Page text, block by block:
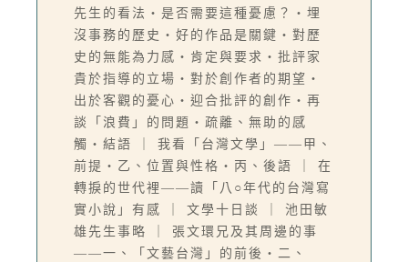
先生的看法‧是否需要這種憂慮？‧埋
沒事務的歷史‧好的作品是關鍵‧對歷
史的無能為力感‧肯定與要求‧批評家
貴於指導的立場‧對於創作者的期望‧
出於客觀的憂心‧迎合批評的創作‧再
談「浪費」的問題‧疏離、無助的感
觸‧結語 ｜ 我看「台灣文學」——甲、
前提‧乙、位置與性格‧丙、後語 ｜ 在
轉捩的世代裡——讀「八○年代的台灣寫
實小說」有感 ｜ 文學十日談 ｜ 池田敏
雄先生事略 ｜ 張文環兄及其周邊的事
——一、「文藝台灣」的前後‧二、